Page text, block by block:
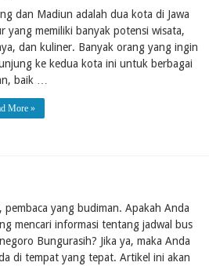
dan Madiun adalah dua kota di Jawa
yang memiliki banyak potensi wisata,
dan kuliner. Banyak orang yang ingin
ke kedua kota ini untuk berbagai
baik …
More »
pembaca yang budiman. Apakah Anda
mencari informasi tentang jadwal bus
Bungurasih? Jika ya, maka Anda
di tempat yang tepat. Artikel ini akan